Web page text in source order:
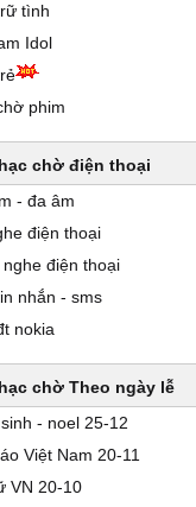
tình
Idol
phim
chờ điện thoại
- đa âm
điện thoại
điện thoại
nhắn - sms
nokia
chờ Theo ngày lễ
- noel 25-12
Việt Nam 20-11
VN 20-10